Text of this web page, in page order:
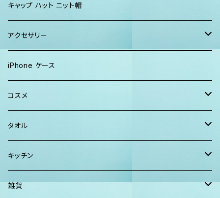
ワンピース
巾着バッグ
トートバッグ
2WAYバッグ
マルシェバッグ
ボストンバッグ
ショルダー
クラッチバッグ
キッズ
キャップ
Tシャツ
レディース
ソックス
マキシワンピ、スカート
メンズ
Tシャツ ロンT
カジュアルシャツ
キャップ ハット ニット帽
アクセサリー
Lani Hawaii Jewelry
Foterra Jewelry
AHolic Handmade
vividy
iPhone ケース
コスメ
BLOSSOM
KULA HERBS
ISLAND BATH & BODY
タオル
スマーフ
ハンドタオル、ハンカチタオル
キッチン
California Surf Supply
雑貨